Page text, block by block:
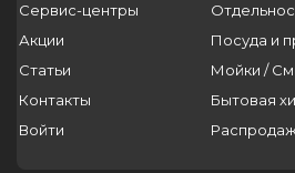
Сервис-центры
Акции
Статьи
Контакты
Войти
Посуда и
Мойки /
Бытовая